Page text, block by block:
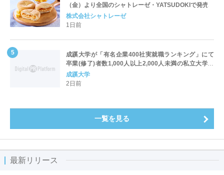
（金）より全国のシャトレーゼ・YATSUDOKIで発売
株式会社シャトレーゼ
1日前
成蹊大学が「有名企業400社実就職ランキング」にて
卒業(修了)者数1,000人以上2,000人未満の私立大学で
全国第1位を獲得！～実就職率は26.5%（前年比＋
4.3pt）に伸長、東京の私立大学でも10位にランクイン
成蹊大学
2日前
一覧を見る
最新リリース